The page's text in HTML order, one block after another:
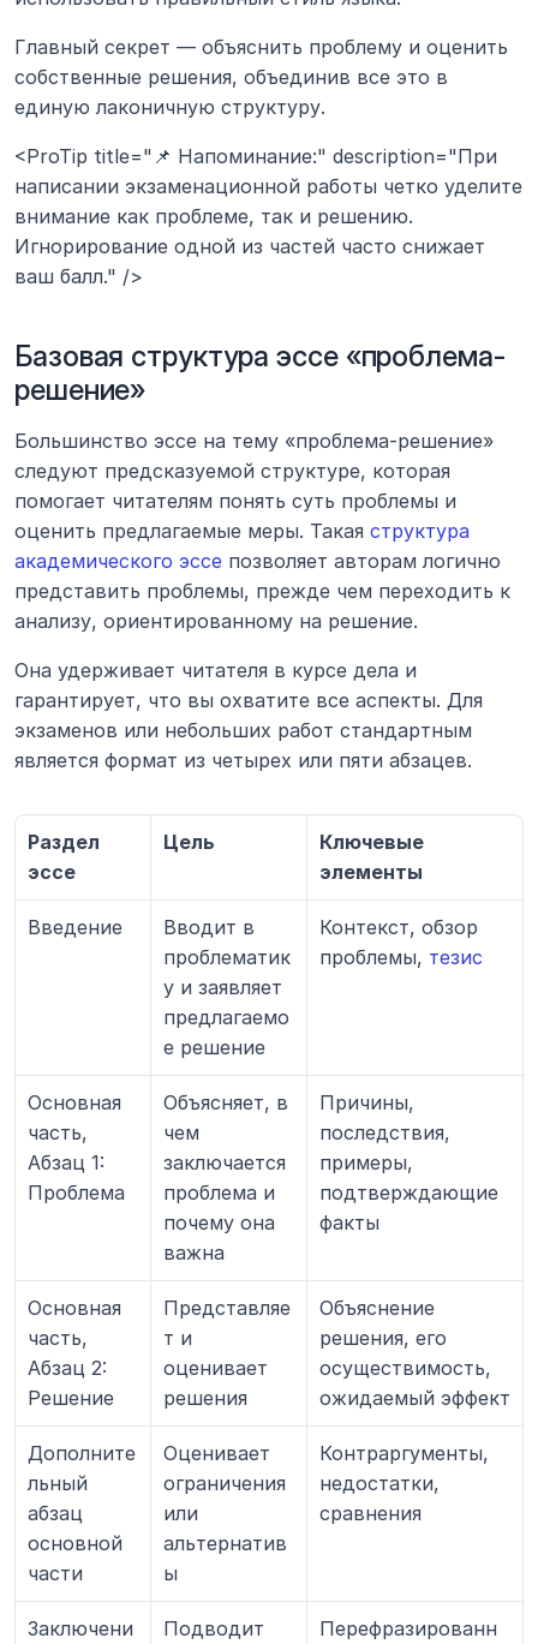
Главный секрет — объяснить проблему и оценить
собственные решения, объединив все это в
единую лаконичную структуру.
<ProTip title="📌 Напоминание:" description="При
написании экзаменационной работы четко уделите
внимание как проблеме, так и решению.
Игнорирование одной из частей часто снижает
ваш балл." />
Базовая структура эссе «проблема-
решение»
Большинство эссе на тему «проблема-решение»
следуют предсказуемой структуре, которая
помогает читателям понять суть проблемы и
оценить предлагаемые меры. Такая структура
академического эссе позволяет авторам логично
представить проблемы, прежде чем переходить к
анализу, ориентированному на решение.
Она удерживает читателя в курсе дела и
гарантирует, что вы охватите все аспекты. Для
экзаменов или небольших работ стандартным
является формат из четырех или пяти абзацев.
Раздел
эссе
Цель
Ключевые
элементы
Введение
Вводит в
проблематик
у и заявляет
предлагаемо
е решение
Контекст, обзор
проблемы, тезис
Основная
часть,
Абзац 1:
Проблема
Объясняет, в
чем
заключается
проблема и
почему она
важна
Причины,
последствия,
примеры,
подтверждающие
факты
Основная
часть,
Абзац 2:
Решение
Представляе
т и
оценивает
решения
Объяснение
решения, его
осуществимость,
ожидаемый эффект
Дополните
льный
абзац
основной
части
Оценивает
ограничения
или
альтернатив
ы
Контраргументы,
недостатки,
сравнения
Заключени
Подводит
Перефразированн